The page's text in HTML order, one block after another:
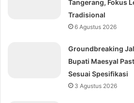
Tangerang, Fokus
Tradisional
6 Agustus 2026
Groundbreaking
Bupati Maesyal
Sesuai Spesifikasi
3 Agustus 2026